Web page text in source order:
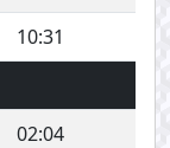
10:31
02:04